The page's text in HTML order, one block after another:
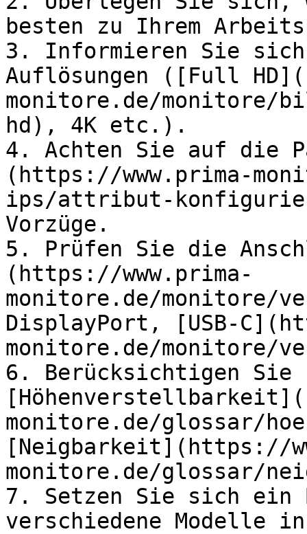
besten zu Ihrem
3. Informieren Sie sich
Auflösungen ([Full
monitore.de/monitore/
hd), 4K etc.).
4. Achten Sie auf die
(https://www.prima-
ips/attribut-
Vorzüge.
5. Prüfen Sie die
(https://www.prima-
monitore.de/monitore/
DisplayPort, [USB-
monitore.de/monitore/
6. Berücksichtigen Sie
monitore.de/glossar/
[Neigbarkeit](https://
monitore.de/glossar/
7. Setzen Sie sich ein
verschiedene Modelle